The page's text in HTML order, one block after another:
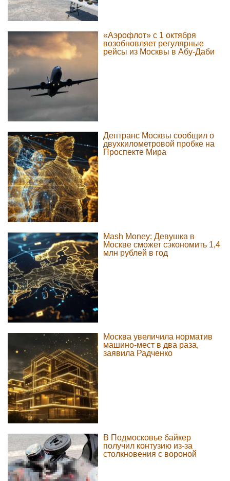
«Аэрофлот» с 1 октября
возобновляет регулярные
рейсы из Москвы в Абу-Даби
Дептранс Москвы сообщил о
двухкилометровой пробке на
Проспекте Мира
Mash Money: Девушка в
Москве сможет сэкономить 1,4
млн рублей в год
Москва увеличила норматив
машино-мест в два раза,
заявила Радченко
В Подмосковье байкер
получил контузию из-за
столкновения с вороной